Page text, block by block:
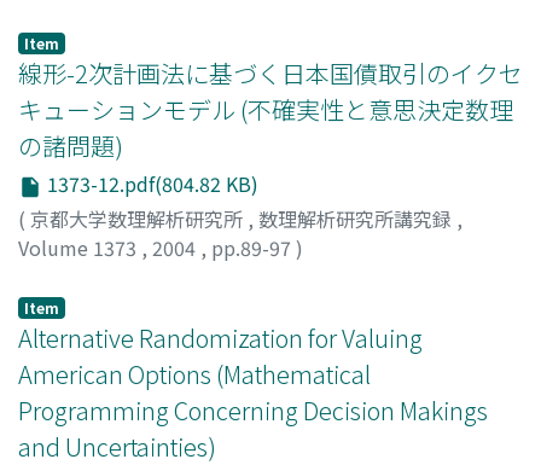
Nishigaki, Akio
Item
線形-2次計画法に基づく日本国債取引のイクセ
キューションモデル (不確実性と意思決定数理
の諸問題)
1373-12.pdf(804.82 KB)
( 京都大学数理解析研究所 , 数理解析研究所講究録 ,
Volume 1373 , 2004 , pp.89-97 )
Item
Alternative Randomization for Valuing
American Options (Mathematical
Programming Concerning Decision Makings
and Uncertainties)